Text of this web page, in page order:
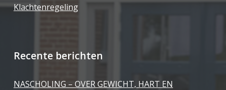
Klachtenregeling
Recente berichten
NASCHOLING – OVER GEWICHT, HART EN